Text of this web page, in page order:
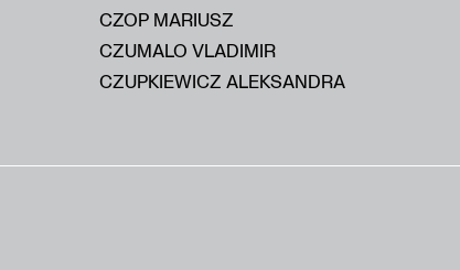
CZOP MARIUSZ
CZUMALO VLADIMIR
CZUPKIEWICZ ALEKSANDRA